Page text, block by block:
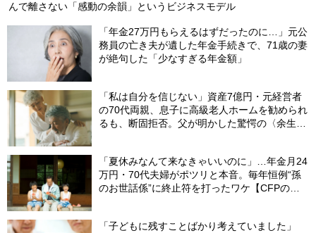
んで離さない「感動の余韻」というビジネスモデル
「年金27万円もらえるはずだったのに…」元公
務員の亡き夫が遺した年金手続きで、71歳の妻
が絶句した「少なすぎる年金額」
「私は自分を信じない」資産7億円・元経営者
の70代両親、息子に高級老人ホームを勧められ
るも、断固拒否。父が明かした驚愕の〈余生計
「夏休みなんて来なきゃいいのに」…年金月24
万円・70代夫婦がポツリと本音。毎年恒例“孫
のお世話係”に終止符を打ったワケ【CFPの助
「子どもに残すことばかり考えていました」